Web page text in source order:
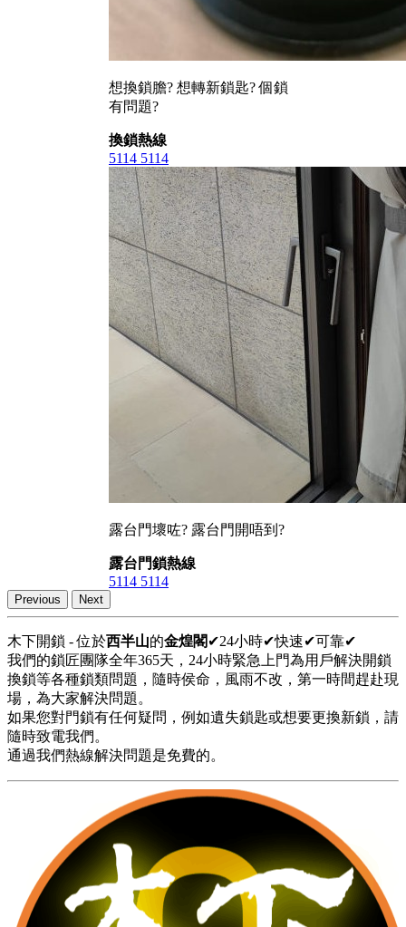
想換鎖膽? 想轉新鎖匙? 個鎖
有問題?
換鎖熱線
5114 5114
露台門壞咗? 露台門開唔到?
露台門鎖熱線
5114 5114
Previous Next
木下開鎖 - 位於西半山的金煌閣 ✔24小時✔快速✔可靠✔
我們的鎖匠團隊全年365天，24小時緊急上門為用戶解決開鎖
換鎖等各種鎖類問題，隨時侯命，風雨不改，第一時間趕赴現
場，為大家解決問題。
如果您對門鎖有任何疑問，例如遺失鎖匙或想要更換新鎖，請
隨時致電我們。
通過我們熱線解決問題是免費的。